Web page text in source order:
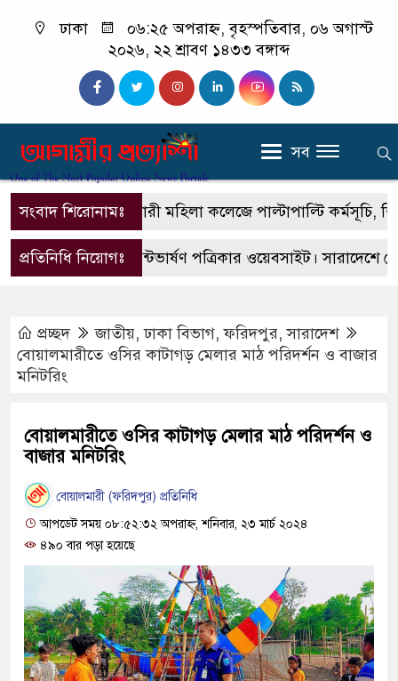
ঢাকা
০৬:২৫ অপরাহ্ন, বৃহস্পতিবার, ০৬ অগাস্ট
২০২৬, ২২ শ্রাবণ ১৪৩৩ বঙ্গাব্দ
সব
সংবাদ শিরোনামঃ
বোয়ালমারী মহিলা কলেজে পাল্টাপাল্টি কর্মসূচি, শিক্ষার
প্রতিনিধি নিয়োগঃ
এটি একটি প্রিন্টভার্ষণ পত্রিকার ওয়েবসাইট। সারাদেশে
প্রচ্ছদ জাতীয়,ঢাকা বিভাগ,ফরিদপুর,সারাদেশ
বোয়ালমারীতে ওসির কাটাগড় মেলার মাঠ পরিদর্শন ও বাজার
মনিটরিং
বোয়ালমারীতে ওসির কাটাগড় মেলার মাঠ পরিদর্শন ও
বাজার মনিটরিং
বোয়ালমারী (ফরিদপুর) প্রতিনিধি
আপডেট সময় ০৮:৫২:৩২ অপরাহ্ন, শনিবার, ২৩ মার্চ ২০২৪
৪৯০ বার পড়া হয়েছে